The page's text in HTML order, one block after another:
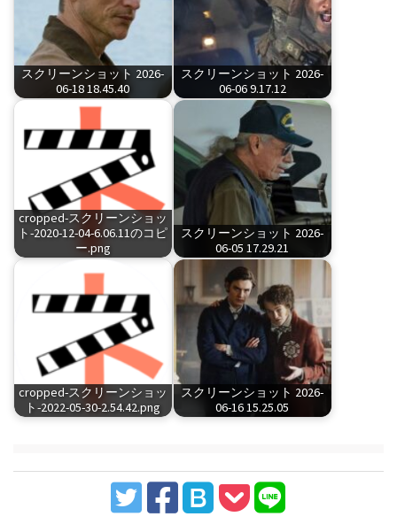
スクリーンショット 2026-
06-18 18.45.40
スクリーンショット 2026-
06-06 9.17.12
cropped-スクリーンショッ
ト-2020-12-04-6.06.11のコピ
ー.png
スクリーンショット 2026-
06-05 17.29.21
cropped-スクリーンショッ
ト-2022-05-30-2.54.42.png
スクリーンショット 2026-
06-16 15.25.05